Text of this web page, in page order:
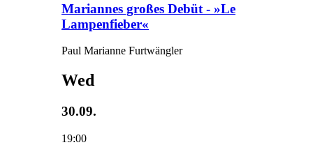
Mariannes großes Debüt - »Le
Lampenfieber«
Paul Marianne Furtwängler
Wed
30.09.
19:00